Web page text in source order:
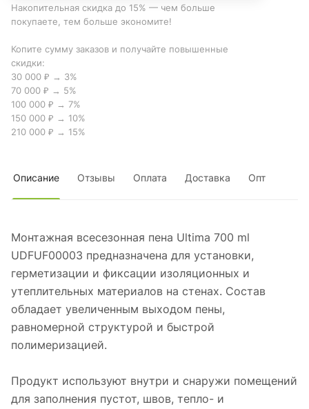
Накопительная скидка до 15% — чем больше
покупаете, тем больше экономите!
Копите сумму заказов и получайте повышенные
скидки:
30 000 ₽ → 3%
70 000 ₽ → 5%
100 000 ₽ → 7%
150 000 ₽ → 10%
210 000 ₽ → 15%
Описание Отзывы Оплата Доставка Опт
Монтажная всесезонная пена Ultima 700 ml
UDFUF00003 предназначена для установки,
герметизации и фиксации изоляционных и
утеплительных материалов на стенах. Состав
обладает увеличенным выходом пены,
равномерной структурой и быстрой
полимеризацией.
Продукт используют внутри и снаружи помещений
для заполнения пустот, швов, тепло- и